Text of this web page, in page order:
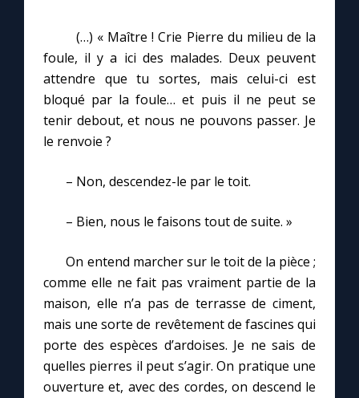
(…) « Maître ! Crie Pierre du milieu de la
foule, il y a ici des malades. Deux peuvent
attendre que tu sortes, mais celui-ci est
bloqué par la foule… et puis il ne peut se
tenir debout, et nous ne pouvons passer. Je
le renvoie ?
– Non, descendez-le par le toit.
– Bien, nous le faisons tout de suite. »
On entend marcher sur le toit de la pièce ;
comme elle ne fait pas vraiment partie de la
maison, elle n’a pas de terrasse de ciment,
mais une sorte de revêtement de fascines qui
porte des espèces d’ardoises. Je ne sais de
quelles pierres il peut s’agir. On pratique une
ouverture et, avec des cordes, on descend le